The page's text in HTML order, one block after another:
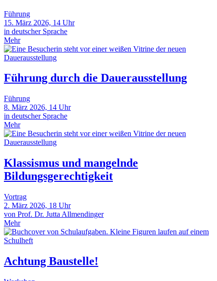
Führung
15. März 2026, 14 Uhr
in deutscher Sprache
Mehr
Führung durch die Dauerausstellung
Führung
8. März 2026, 14 Uhr
in deutscher Sprache
Mehr
Klassismus und mangelnde
Bildungsgerechtigkeit
Vortrag
2. März 2026, 18 Uhr
von Prof. Dr. Jutta Allmendinger
Mehr
Achtung Baustelle!